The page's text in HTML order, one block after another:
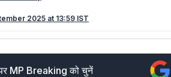
2025 at 13:59 IST
MP Breaking को चुनें